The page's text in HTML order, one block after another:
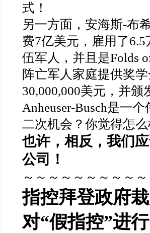
式！
另一方面，安海斯-布
费7亿美元，雇用了
伍军人，并且是Folds
阵亡军人家庭提供奖
30,000,000美元，并颁
Anheuser-Busch是一
二次机会？你觉得怎么
也许，相反，我们
公司！
～～～～～～～～～～
指控拜登政府栽
对“假指控”进